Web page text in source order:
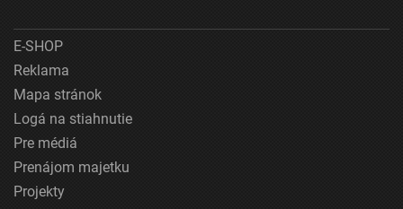
E-SHOP
Reklama
Mapa stránok
Logá na stiahnutie
Pre médiá
Prenájom majetku
Projekty